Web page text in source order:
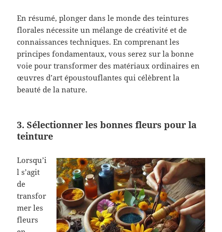
En résumé, plonger dans le monde des teintures
florales nécessite un mélange de créativité et de
connaissances techniques. En comprenant les
principes fondamentaux, vous serez sur la bonne
voie pour transformer des matériaux ordinaires en
œuvres d’art époustouflantes qui célèbrent la
beauté de la nature.
3. Sélectionner les bonnes fleurs pour la
teinture
Lorsqu’i
l s’agit
de
transfor
mer les
fleurs